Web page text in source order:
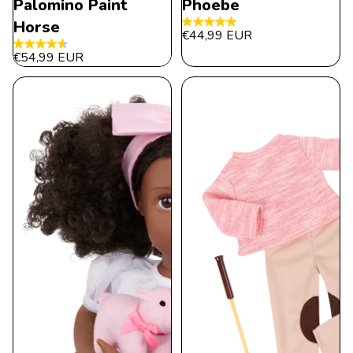
Palomino Paint
Horse
4.6
de
estrellas.
16
reseñas
€54,99 EUR
Phoebe
4.8
5
estrellas.
€44,99 EUR